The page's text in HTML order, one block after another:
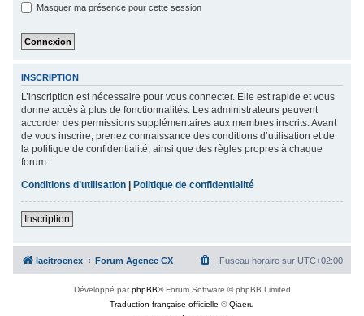
Masquer ma présence pour cette session
INSCRIPTION
L’inscription est nécessaire pour vous connecter. Elle est rapide et vous
donne accès à plus de fonctionnalités. Les administrateurs peuvent
accorder des permissions supplémentaires aux membres inscrits. Avant
de vous inscrire, prenez connaissance des conditions d’utilisation et de
la politique de confidentialité, ainsi que des règles propres à chaque
forum.
Conditions d’utilisation |Politique de confidentialité
Inscription
lacitroencx Forum Agence CX Fuseau horaire sur UTC+02:00
Développé parphpBB® Forum Software © phpBB Limited
Traduction française officielle ©Qiaeru